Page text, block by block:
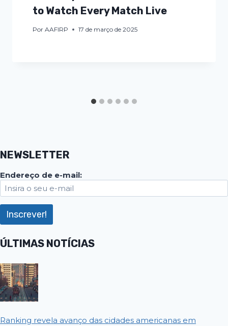
to Watch Every Match Live
Por AAFIRP 17 de março de 2025
NEWSLETTER
Endereço de e-mail:
ÚLTIMAS NOTÍCIAS
Ranking revela avanço das cidades americanas em